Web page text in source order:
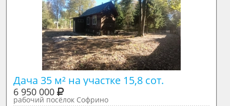
Дача 35 м² на участке 15,8 сот.
6 950 000
рабочий посёлок Софрино